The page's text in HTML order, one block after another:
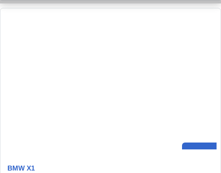
BMW X1